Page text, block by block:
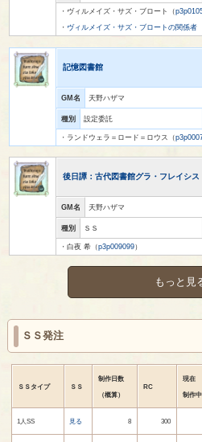
・ヴィルメイズ・サズ・ブロート（
・ ヴィルメイズ・サズ・ブロートの関係者
記憶図書館
GM名 天野ハザマ
種別 設定委託
・ランドウェラ＝ロード＝ロウス（
後日譚：古代図書館グラ・フレイシス
GM名 天野ハザマ
種別 ＳＳ
・白夜 希（p3p009099）
もっと見
ＳＳ発注
ＳＳタイプ ＳＳ
制作日数
（概算）
RC
現在
制作中
1人SS 見る 8 300